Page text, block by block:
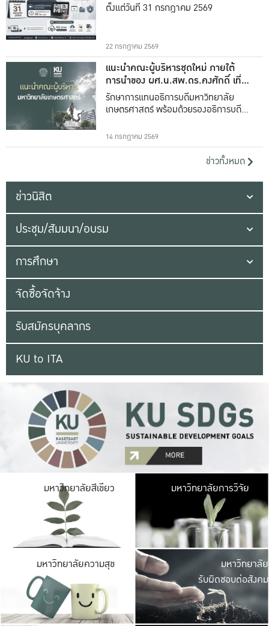
ตั้งแต่วันที่ 31 กรกฎาคม 2569
22 กรกฎาคม 2569
แนะนำคณะผู้บริหารชุดใหม่ ภายใต้
การนำของ ผศ.น.สพ.ดร.คงศักดิ์ เที่ยง
ธรรม
รักษาการแทนอธิการบดีมหาวิทยาลัย
เกษตรศาสตร์ พร้อมด้วยรองอธิการบดีทั้ง
14 กรกฎาคม 2569
ข่าวทั้งหมด
ข่าวนิสิต
ประชุม/สัมมนา/อบรม
การศึกษา
จัดซื้อจัดจ้าง
รับสมัครบุคลากร
KU to ITA
มหาวิทยาลัยสีเขียว มหาวิ
มีพื้นที่เขียวสดใส
เป็นป่าในเมือง เกษต
มหาวิทยาลัยการวิจัย
มหาวิทยาลัยความสุข มหาวิ
ค
เปิดประ
และพบเรื่องราวใ
มหาวิทยาลัย
รับผิดชอบต่อสังคม